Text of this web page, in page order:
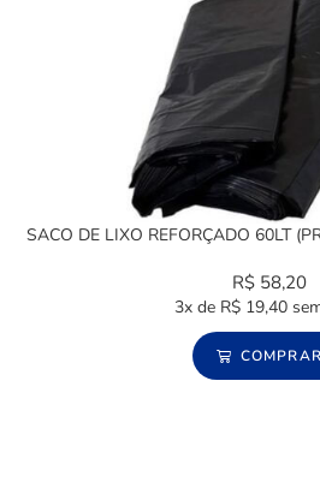
SACO DE LIXO REFORÇADO 60LT
R$ 58,20
3x de R$19,40
COMPRAR